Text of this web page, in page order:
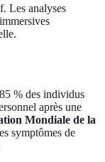
Les analyses
% des individus
après une
Mondiale de la
symptômes de